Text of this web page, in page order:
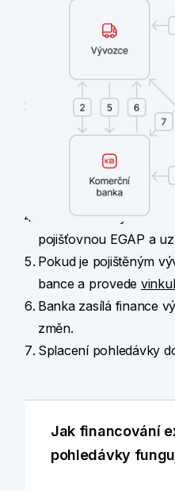
Vývozce s dovozcem
kontrakt s možností
pohledávky, tj.
dodavatelského úvěru.
Vývozce si
exportní pohledávky s
Banka si s dovozcem
exportní pohledávky,
dovozcem.
Banka nebo vývozce
pojišťovnou EGAP a
Pokud je pojištěným
bance a provede
Banka zasílá finance
změn.
Splacení pohledávky
Jak financování
pohledávky